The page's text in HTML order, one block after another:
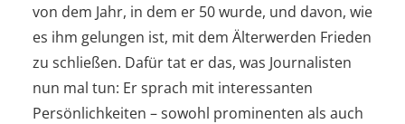
von dem Jahr, in dem er 50 wurde, und davon, wie
es ihm gelungen ist, mit dem Älterwerden Frieden
zu schließen. Dafür tat er das, was Journalisten
nun mal tun: Er sprach mit interessanten
Persönlichkeiten – sowohl prominenten als auch